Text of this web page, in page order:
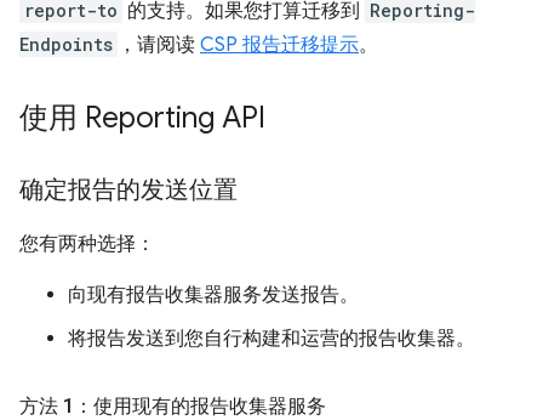
report-to 的支持。如果您打算迁移到 Reporting-
Endpoints ，请阅读 CSP 报告迁移提示。
使用 Reporting API
确定报告的发送位置
您有两种选择：
向现有报告收集器服务发送报告。
将报告发送到您自行构建和运营的报告收集器。
方法 1：使用现有的报告收集器服务